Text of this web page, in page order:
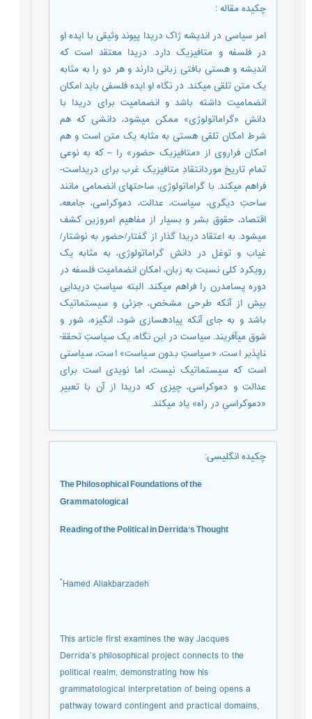
چکیده مقاله:
امر سیاسی در اندیشه ژاک دریدا پیوند وثیقی با ایده او
در فلسفه و متافیزیک دارد. دریدا معتقد است که
اندیشه و هستی بافتی زبانی دارند و هر دو را به مثابه
یک متن تلقی می­کند. در نگاه او ایده فلسفی باید امکان
انضمامیت داشته باشد و انضمامیت برای دریدا با
دانش «گراماتولوژی» ممکن می­شود، دانشی که هم
شرط امکان تلقی هستی به مثابه یک متن است و هم
امکان فراروی از «متافیزیک حضور» را – که به نوعی
تمام تاریخ موردانتقادِ متافیزیک غرب برای دریداست-
فراهم می­کند. با گراماتولوژی، ساحت­های انضمامی مانند
ساحتِ دیگری، سیاست، عدالت، دموکراسی، جامعه،
اقتصاد، حقوق بشر و بسیار از مفاهیم امروزین کشف
می­شود. به اعتقاد دریدا گذار از گفتار/حضور به نوشتار/
غیاب و توغل در دانش گراماتولوژی، به مثابه یک
رویکرد کلی نسبت به زبان، امکان انضمامیت فلسفه در
دوره پسامدرن را فراهم می­کند. البته سیاستِ دریدایی
بیش از آنکه طرحی مشخص، جزئی و سیستماتیک
باشد و به جای آنکه پیاده­سازی شود، انگیزه، شور و
شوق­ می­آفریند. سیاست در این نگاه، یک سیاستِ تحقق­
ناپذیر است، «سیاستِ بدون سیاست» است، سیاستی
است که سیستماتیک نیست، اما نویدی است برای
عدالت و دموکراسی، چیزی که دریدا از آن با تعبیر
«دموکراسیِ در راه» یاد می­کند.
چکیده انگلیسی:
The Philosophical Foundations of the
Grammatological
Reading of the Political in Derrida's Thought
Hamed Aliakbarzadeh
*
This article first examines the way Jacques
Derrida’s philosophical project connects to the
political realm, demonstrating how his
grammatological interpretation of being opens a
pathway toward contingent and practical domains,